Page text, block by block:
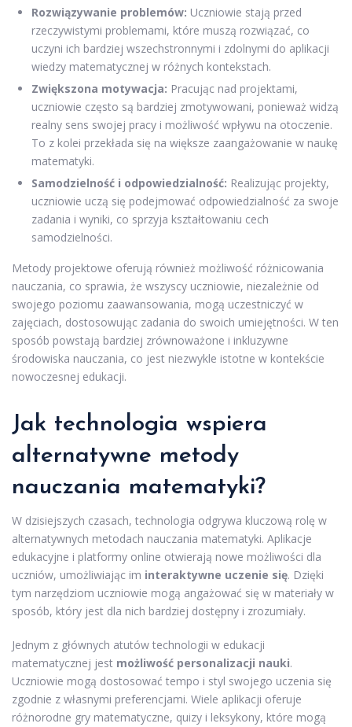
Rozwiązywanie problemów: Uczniowie stają przed
rzeczywistymi problemami, które muszą rozwiązać, co
uczyni ich bardziej wszechstronnymi i zdolnymi do aplikacji
wiedzy matematycznej w różnych kontekstach.
Zwiększona motywacja: Pracując nad projektami,
uczniowie często są bardziej zmotywowani, ponieważ widzą
realny sens swojej pracy i możliwość wpływu na otoczenie.
To z kolei przekłada się na większe zaangażowanie w naukę
matematyki.
Samodzielność i odpowiedzialność: Realizując projekty,
uczniowie uczą się podejmować odpowiedzialność za swoje
zadania i wyniki, co sprzyja kształtowaniu cech
samodzielności.
Metody projektowe oferują również możliwość różnicowania
nauczania, co sprawia, że wszyscy uczniowie, niezależnie od
swojego poziomu zaawansowania, mogą uczestniczyć w
zajęciach, dostosowując zadania do swoich umiejętności. W ten
sposób powstają bardziej zrównoważone i inkluzywne
środowiska nauczania, co jest niezwykle istotne w kontekście
nowoczesnej edukacji.
Jak technologia wspiera
alternatywne metody
nauczania matematyki?
W dzisiejszych czasach, technologia odgrywa kluczową rolę w
alternatywnych metodach nauczania matematyki. Aplikacje
edukacyjne i platformy online otwierają nowe możliwości dla
uczniów, umożliwiając im interaktywne uczenie się. Dzięki
tym narzędziom uczniowie mogą angażować się w materiały w
sposób, który jest dla nich bardziej dostępny i zrozumiały.
Jednym z głównych atutów technologii w edukacji
matematycznej jest możliwość personalizacji nauki.
Uczniowie mogą dostosować tempo i styl swojego uczenia się
zgodnie z własnymi preferencjami. Wiele aplikacji oferuje
różnorodne gry matematyczne, quizy i leksykony, które mogą